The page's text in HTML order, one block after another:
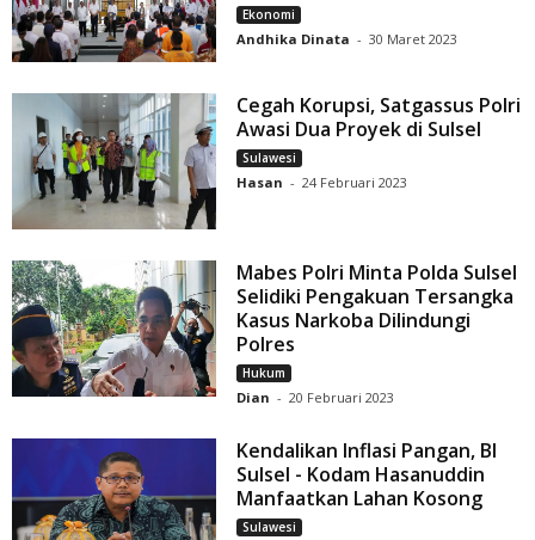
Ekonomi
Andhika Dinata - 30 Maret 2023
Cegah Korupsi, Satgassus Polri
Awasi Dua Proyek di Sulsel
Sulawesi
Hasan - 24 Februari 2023
Mabes Polri Minta Polda Sulsel
Selidiki Pengakuan Tersangka
Kasus Narkoba Dilindungi
Polres
Hukum
Dian - 20 Februari 2023
Kendalikan Inflasi Pangan, BI
Sulsel - Kodam Hasanuddin
Manfaatkan Lahan Kosong
Sulawesi